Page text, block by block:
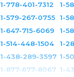
1-778-401-7312
1-
1-579-267-0755
1-
1-647-715-6069
1-
1-514-448-1504
1-
1-438-289-3597 1-
1-877-677-8067 1-